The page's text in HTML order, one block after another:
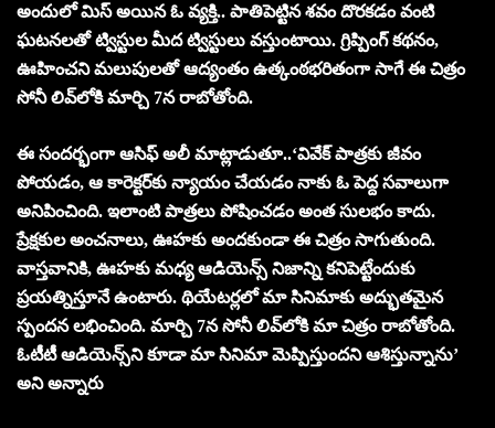
అందులో మిస్ అయిన ఓ వ్యక్తి.. పాతిపెట్టిన శవం దొరకడం వంటి
ఘటనలతో ట్విస్టుల మీద ట్విస్టులు వస్తుంటాయి. గ్రిప్పింగ్ కథనం,
ఊహించని మలుపులతో ఆద్యంతం ఉత్కంఠభరితంగా సాగే ఈ చిత్రం
సోనీ లివ్‌లోకి మార్చి 7న రాబోతోంది.
ఈ సందర్భంగా ఆసిఫ్ అలీ మాట్లాడుతూ..‘వివేక్‌ పాత్రకు జీవం
పోయడం, ఆ కారెక్టర్‌కు న్యాయం చేయడం నాకు ఓ పెద్ద సవాలుగా
అనిపించింది. ఇలాంటి పాత్రలు పోషించడం అంత సులభం కాదు.
ప్రేక్షకుల అంచనాలు, ఊహకు అందకుండా ఈ చిత్రం సాగుతుంది.
వాస్తవానికి, ఊహకు మధ్య ఆడియెన్స్ నిజాన్ని కనిపెట్టేందుకు
ప్రయత్నిస్తూనే ఉంటారు. థియేటర్లలో మా సినిమాకు అద్భుతమైన
స్పందన లభించింది. మార్చి 7న సోనీ లివ్‌లోకి మా చిత్రం రాబోతోంది.
ఓటీటీ ఆడియెన్స్‌ని కూడా మా సినిమా మెప్పిస్తుందని ఆశిస్తున్నాను’
అని అన్నారు